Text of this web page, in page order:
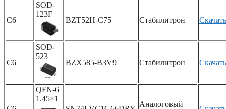
C6
SOD-
123F
BZT52H-C75 Стабилитрон Скачать
C6
SOD-
523
BZX585-B3V9 Стабилитрон Скачать
QFN-6
1.45×1
Аналоговый